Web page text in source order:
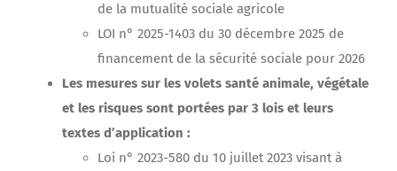
de la mutualité sociale agricole
LOI n° 2025-1403 du 30 décembre 2025 de
financement de la sécurité sociale pour 2026
Les mesures sur les volets santé animale, végétale
et les risques sont portées par 3 lois et leurs
textes d’application :
Loi n° 2023-580 du 10 juillet 2023 visant à